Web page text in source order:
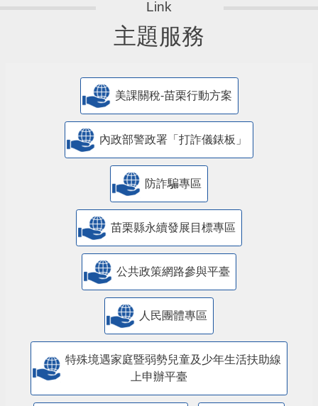
主題服務
美課關稅-苗栗行動方案
內政部警政署「打詐儀錶板」
防詐騙專區
苗栗縣永續發展目標專區
公共政策網路參與平臺
人民團體專區
特殊境遇家庭暨弱勢兒童及少年生活扶助線
上申辦平臺